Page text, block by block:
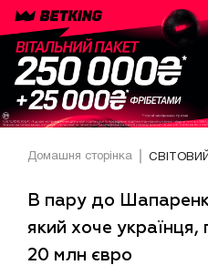
Домашня сторінка
В пару до
який хоче українця,
20 млн євро